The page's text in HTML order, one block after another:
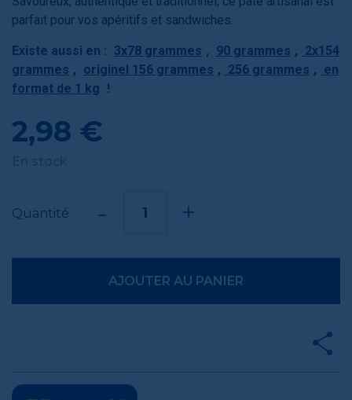
parfait pour vos apéritifs et sandwiches.
Existe aussi en : 3x78 grammes , 90 grammes , 2x154
grammes , originel 156 grammes , 256 grammes , en
format de 1 kg !
2,98 €
En stock
Quantité - +
AJOUTER AU PANIER